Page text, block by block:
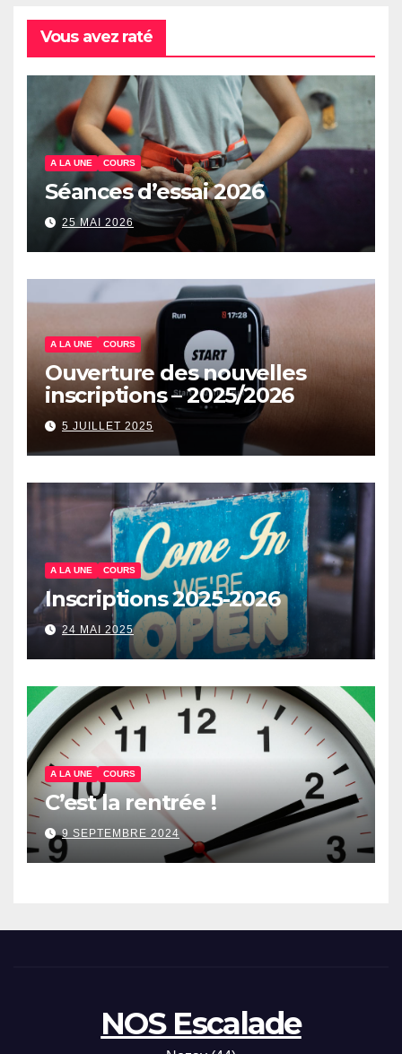
Vous avez raté
A LA UNE COURS
Séances d’essai 2026
25 MAI 2026
A LA UNE COURS
Ouverture des nouvelles
inscriptions – 2025/2026
5 JUILLET 2025
A LA UNE COURS
Inscriptions 2025-2026
24 MAI 2025
A LA UNE COURS
C’est la rentrée !
9 SEPTEMBRE 2024
NOS Escalade